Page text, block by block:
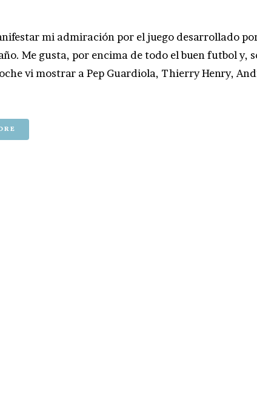
mi admiración por el juego desarrollado
Me gusta, por encima de todo el buen futbol y,
vi mostrar a Pep Guardiola, Thierry Henry,